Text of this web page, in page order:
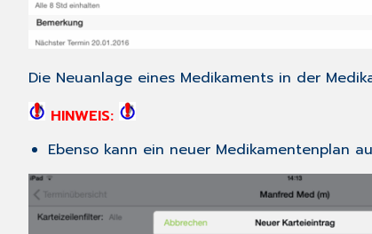
Die Neuanlage eines Medikaments in der
HINWEIS:
Ebenso kann ein neuer Medikamentenplan